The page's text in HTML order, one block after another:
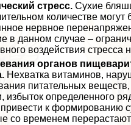
стресс. Сухие
количестве могут
нервное
в данном случае –
воздействия стресса
органов
Нехватка витаминов,
питательных
избыток определенного
к формированию
со временем